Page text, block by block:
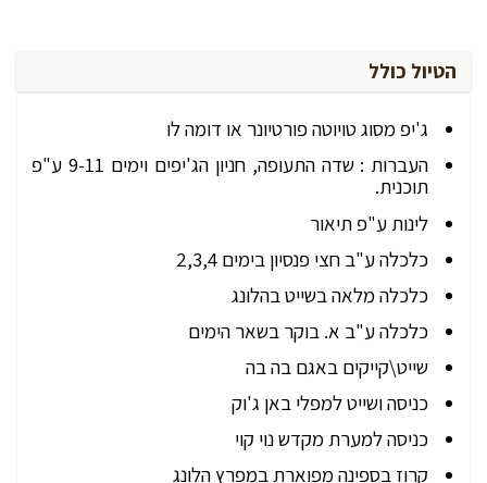
הטיול כולל
ג'יפ מסוג טויוטה פורטיונר או דומה לו
העברות : שדה התעופה, חניון הג'יפים וימים 9-11 ע"פ
תוכנית.
לינות ע"פ תיאור
כלכלה ע"ב חצי פנסיון בימים 2,3,4
כלכלה מלאה בשייט בהלונג
כלכלה ע"ב א. בוקר בשאר הימים
שייט\קייקים באגם בה בה
כניסה ושייט למפלי באן ג'וק
כניסה למערת מקדש נוי קוי
קרוז בספינה מפוארת במפרץ הלונג